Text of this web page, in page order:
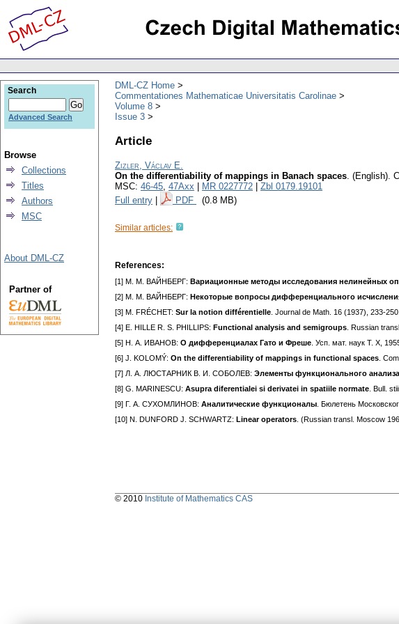
DML-CZ Home
Commentationes Mathematicae Universitatis Carolinae
Volume 8
Issue 3
Article
Zizler, Václav E.
On the differentiability of mappings in Banach spaces. (English).
MSC: 46-45, 47Axx MR 0227772
Zbl 0179.19101
Full entry
PDF (0.8 MB)
Similar articles:
References:
[1] М. М. ВАЙНБЕРГ: Вариационные методы исследования нелинейных
[2] М. М. ВАЙНБЕРГ: Некоторые вопросы дифференциального
[3] M. FRÉCHET: Sur la notion différentielle . Journal de Math. 16 (1937), 233-250.
[4] E. HILLE R. S. PHILLIPS: Functional analysis and semigroups . Russian
[5] Н. А. ИВАНОВ: О дифференциалах Гато и Фреше . Усп. мат. наук Т. X,
[6] J. KOLOMÝ: On the differentiability of mappings in functional spaces .
[7] Л. А. ЛЮСТАРНИК В. И. СОБОЛЕВ: Элементы функционального анализа
[8] G. MARINESCU: Asupra diferentialei si derivatei in spatiile normate . Bull.
[9] Г. А. СУХОМЛИНОВ: Аналитические функционалы . Бюлетень
[10] N. DUNFORD J. SCHWARTZ: Linear operators . (Russian transl. Moscow
Search
Advanced Search
Browse
Collections
Titles
Authors
MSC
About DML-CZ
Partner of
© 2010 Institute of Mathematics CAS